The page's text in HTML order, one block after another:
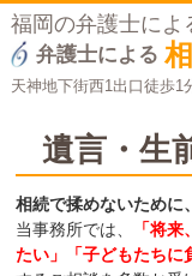
福岡の弁護士によ
弁護士による
天神地下街西1出口徒歩1
遺言・生
相続で揉めないために
当事務所では、
「将
たい」「子どもたちに